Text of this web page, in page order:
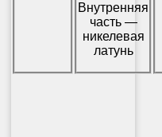
Внутренняя
часть —
никелевая
латунь